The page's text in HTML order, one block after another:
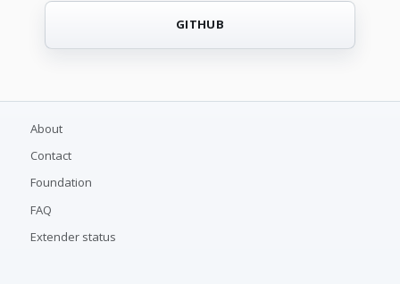
GITHUB
About
Contact
Foundation
FAQ
Extender status